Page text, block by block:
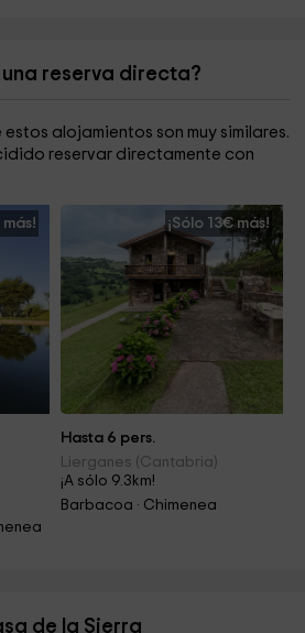
reserva directa?
alojamientos son muy similares.
reservar directamente con
más! ¡Sólo 13€ más!
Hasta 6 pers.
Lierganes (Cantabria)
¡A sólo 9.3km!
Barbacoa · Chimenea
de la Sierra